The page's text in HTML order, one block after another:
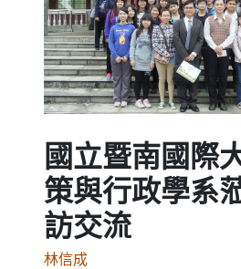
Previous
國立暨南國際
策與行政學系
訪交流
林信成